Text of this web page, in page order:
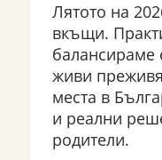
Лятото на
вкъщи.
балансираме
живи
места в
и реални
родители.